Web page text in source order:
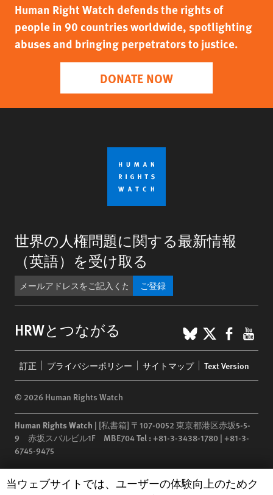
Human Right Watch defends the rights of
people in 90 countries worldwide, spotlighting
abuses and bringing perpetrators to justice.
DONATE NOW
世界の人権問題に関する最新情報
（英語）を受け取る
ご登録
HRWとつながる BlueSky
X
menu
訂正 プライバシーポリシー サイトマップ Text Version
© 2026 Human Rights Watch
Human Rights Watch | [私書箱] 〒107-0052 東京都港区赤坂5-5-
9 赤坂スバルビル1F MBE704Tel :+81-3-3438-1780 | +81-3-
6745-9475
Human Rights Watchis a 501(C)(3) nonprofit registered in the US
under EIN: 13-2875808
Human Rights Watch cookie preferences
当ウェブサイトでは、ユーザーの体験向上のためク